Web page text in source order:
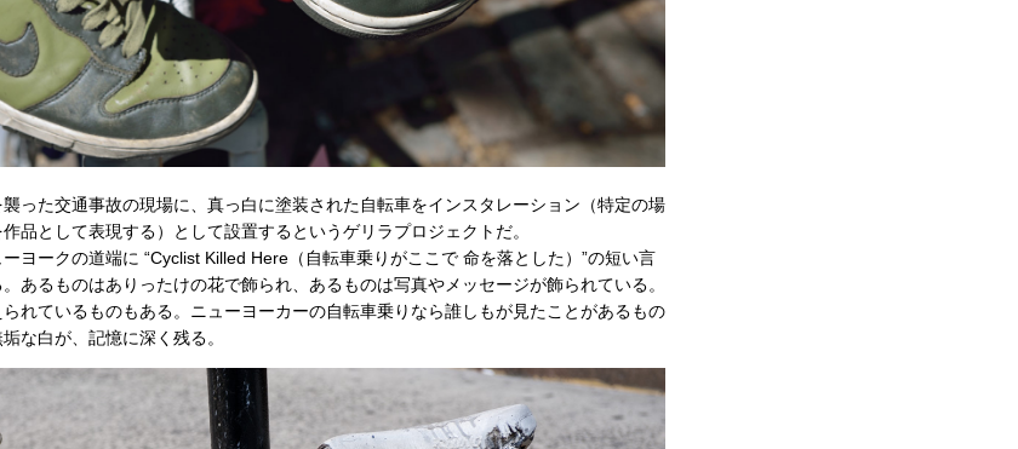
った交通事故の現場に、真っ白に塗装された自転車をインスタレーション（特定の場
品として表現する）として設置するというゲリラプロジェクトだ。
ヨークの道端に “Cyclist Killed Here（自転車乗りがここで 命を落とした）”の短い言
あるものはありったけの花で飾られ、あるものは写真やメッセージが飾られている。
れているものもある。ニューヨーカーの自転車乗りなら誰しもが見たことがあるもの
な白が、記憶に深く残る。